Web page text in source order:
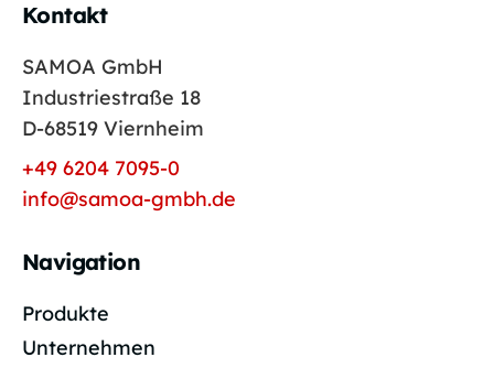
Kontakt
SAMOA GmbH
Industriestraße 18
D-68519 Viernheim
+49 6204 7095-0
info@samoa-gmbh.de
Navigation
Produkte
Unternehmen